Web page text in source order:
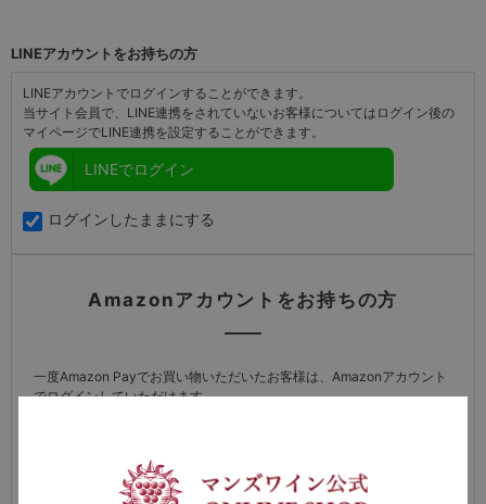
LINEアカウントをお持ちの方
LINEアカウントでログインすることができます。
当サイト会員で、LINE連携をされていないお客様についてはログイン後の
マイページでLINE連携を設定することができます。
LINEでログイン
ログインしたままにする
Amazonアカウントをお持ちの方
一度Amazon Payでお買い物いただいたお客様は、Amazonアカウント
でログインしていただけます。